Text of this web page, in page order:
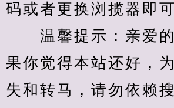
码或者更换浏揽器即可
温馨提示：亲爱的
果你觉得本站还好，
失和转马，请勿依赖